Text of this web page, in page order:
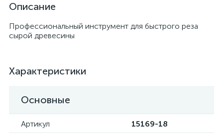
Описание
Профессиональный инструмент для быстрого реза
сырой древесины
Характеристики
Основные
Артикул
15169-18